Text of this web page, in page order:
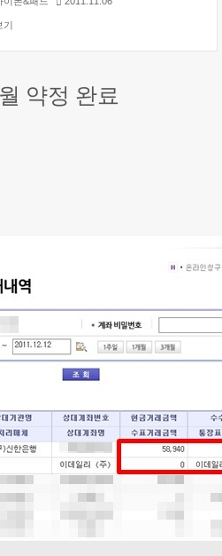
기
약정 완료